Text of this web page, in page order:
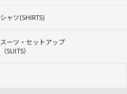
シャツ(SHIRTS)
スーツ・セットアップ
（SUITS）